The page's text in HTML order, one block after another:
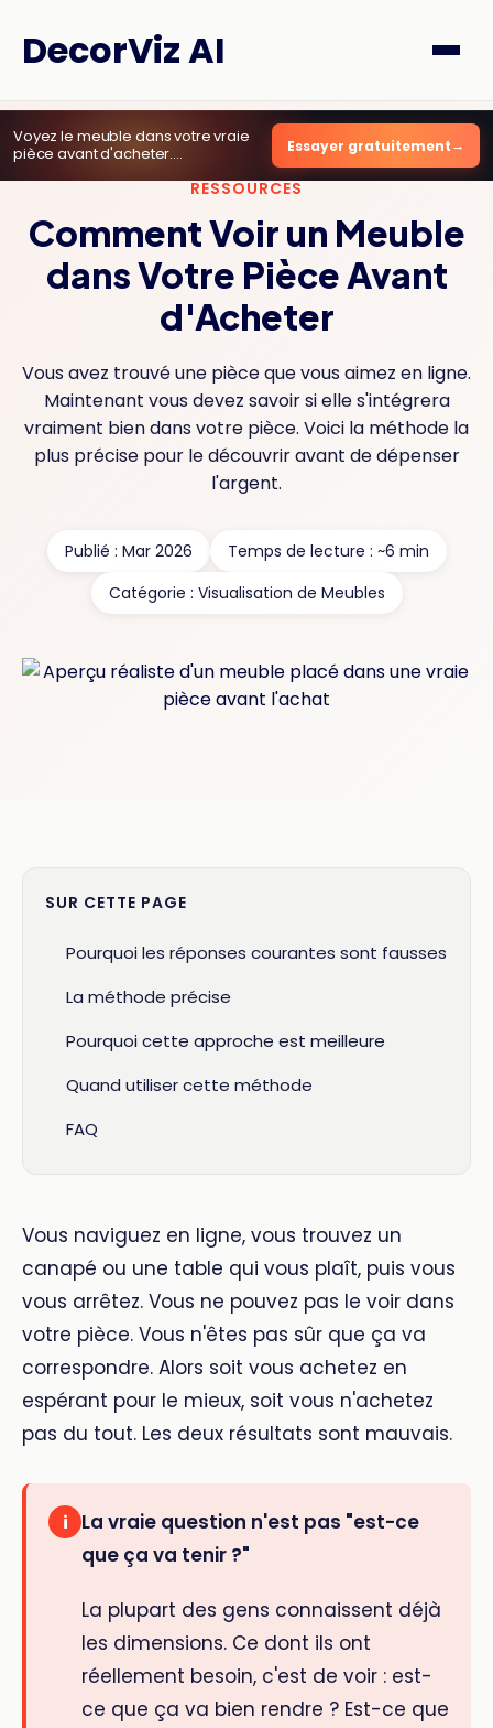
Voyez le meuble dans votre vraie
pièce avant d'acheter.
Essayer gratuitement
DecorViz AI
RESSOURCES
Comment Voir un Meuble
dans Votre Pièce Avant
d'Acheter
Vous avez trouvé une pièce que vous aimez en ligne.
Maintenant vous devez savoir si elle s'intégrera
vraiment bien dans votre pièce. Voici la méthode la
plus précise pour le découvrir avant de dépenser
l'argent.
Publié : Mar 2026
Temps de lecture : ~6 min
Catégorie : Visualisation de Meubles
SUR CETTE PAGE
Pourquoi les réponses courantes sont fausses
La méthode précise
Pourquoi cette approche est meilleure
Quand utiliser cette méthode
FAQ
Vous naviguez en ligne, vous trouvez un
canapé ou une table qui vous plaît, puis vous
vous arrêtez. Vous ne pouvez pas le voir dans
votre pièce. Vous n'êtes pas sûr que ça va
correspondre. Alors soit vous achetez en
espérant pour le mieux, soit vous n'achetez
pas du tout. Les deux résultats sont mauvais.
i
La vraie question n'est pas "est-ce
que ça va tenir ?"
La plupart des gens connaissent déjà
les dimensions. Ce dont ils ont
réellement besoin, c'est de voir : est-
ce que ça va bien rendre ? Est-ce que